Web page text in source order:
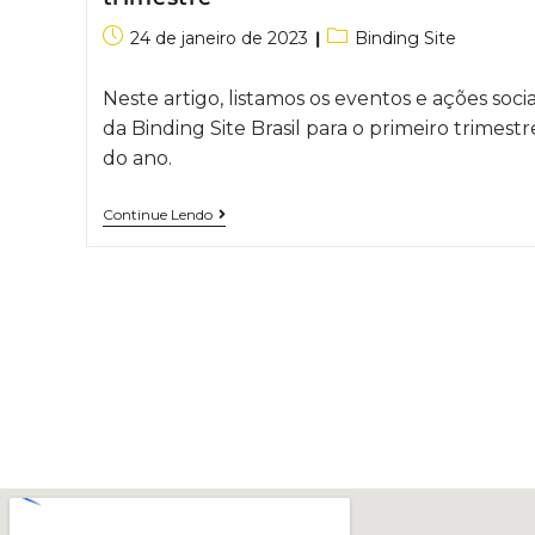
24 de janeiro de 2023 Binding Site
Neste artigo, listamos os eventos e ações
da Binding Site Brasil para o primeiro
do ano.
Continue Lendo